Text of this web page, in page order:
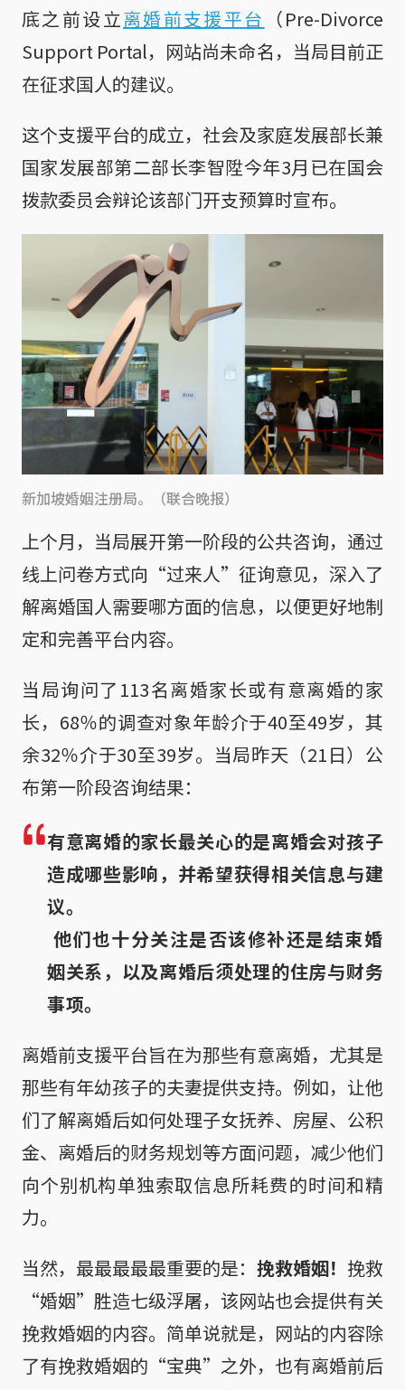
底之前设立离婚前支援平台
（Pre-Divorce
Support Portal，网站尚未命名，当局目前正
在征求国人的建议。
这个支援平台的成立，社会及家庭发展部长兼
国家发展部第二部长李智陞今年3月已在国会
拨款委员会辩论该部门开支预算时宣布。
新加坡婚姻注册局。（联合晚报）
上个月，当局展开第一阶段的公共咨询，通过
线上问卷方式向“过来人”征询意见，深入了
解离婚国人需要哪方面的信息，以便更好地制
定和完善平台内容。
当局询问了113名离婚家长或有意离婚的家
长，68％的调查对象年龄介于40至49岁，其
余32％介于30至39岁。当局昨天（21日）公
布第一阶段咨询结果：
有意离婚的家长最关心的是离婚会对孩子
造成哪些影响，并希望获得相关信息与建
议。
姻关系，以及离婚后须处理的住房与财务
事项。
离婚前支援平台旨在为那些有意离婚，尤其是
那些有年幼孩子的夫妻提供支持。例如，让他
们了解离婚后如何处理子女抚养、房屋、公积
金、离婚后的财务规划等方面问题，减少他们
向个别机构单独索取信息所耗费的时间和精
力。
当然，最最最最最重要的是： 挽救婚姻！ 挽救
“婚姻”胜造七级浮屠，该网站也会提供有关
挽救婚姻的内容。简单说就是，网站的内容除
了有挽救婚姻的“宝典”之外，也有离婚前后